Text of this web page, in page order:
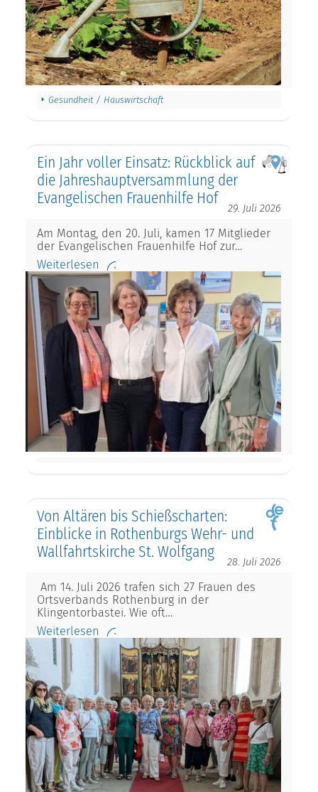
Gesundheit / Hauswirtschaft
Ein Jahr voller Einsatz: Rückblick auf
die Jahreshauptversammlung der
Evangelischen Frauenhilfe Hof
29. Juli 2026
Am Montag, den 20. Juli, kamen 17 Mitglieder
der Evangelischen Frauenhilfe Hof zur…
Weiterlesen
Von Altären bis Schießscharten:
Einblicke in Rothenburgs Wehr- und
Wallfahrtskirche St. Wolfgang
28. Juli 2026
Am 14. Juli 2026 trafen sich 27 Frauen des
Ortsverbands Rothenburg in der
Klingentorbastei. Wie oft…
Weiterlesen